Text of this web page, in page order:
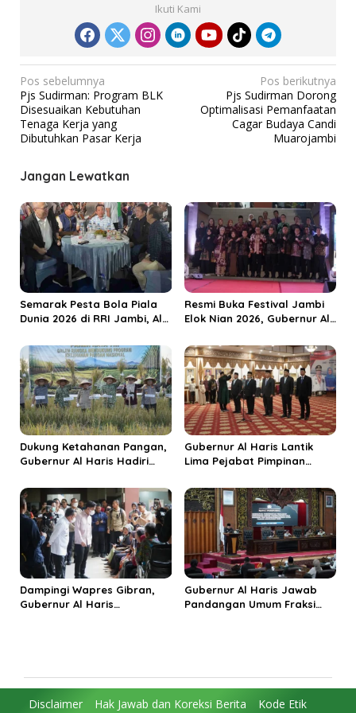
Ikuti Kami
N
a
v
i
g
s
i
p
o
s
Pos sebelumnya
Pjs Sudirman: Program BLK
Disesuaikan Kebutuhan
Tenaga Kerja yang
Dibutuhkan Pasar Kerja
Pos berikutnya
Pjs Sudirman Dorong
Optimalisasi Pemanfaatan
Cagar Budaya Candi
Muarojambi
Jangan Lewatkan
Semarak Pesta Bola Piala
Dunia 2026 di RRI Jambi, Al
Ekonomi Rakyat
Resmi Buka Festival Jambi
Elok Nian 2026, Gubernur Al
Jadi Destinasi Wisata
Budaya Unggulan
Dukung Ketahanan Pangan,
Gubernur Al Haris Hadiri
Kabupaten Tanjungjabung
Timur
Gubernur Al Haris Lantik
Lima Pejabat Pimpinan
Penguatan Kinerja dan
Integritas
Dampingi Wapres Gibran,
Gubernur Al Haris
Gubernur Al Haris Jawab
Pandangan Umum Fraksi
Disclaimer Hak Jawab dan Koreksi Berita Kode Etik